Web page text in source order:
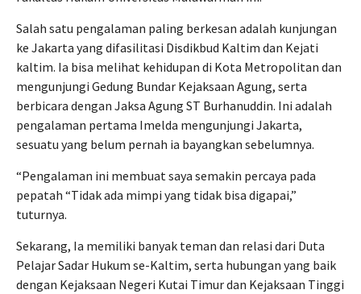
Salah satu pengalaman paling berkesan adalah kunjungan
ke Jakarta yang difasilitasi Disdikbud Kaltim dan Kejati
kaltim. Ia bisa melihat kehidupan di Kota Metropolitan dan
mengunjungi Gedung Bundar Kejaksaan Agung, serta
berbicara dengan Jaksa Agung ST Burhanuddin. Ini adalah
pengalaman pertama Imelda mengunjungi Jakarta,
sesuatu yang belum pernah ia bayangkan sebelumnya.
“Pengalaman ini membuat saya semakin percaya pada
pepatah “Tidak ada mimpi yang tidak bisa digapai,”
tuturnya.
Sekarang, Ia memiliki banyak teman dan relasi dari Duta
Pelajar Sadar Hukum se-Kaltim, serta hubungan yang baik
dengan Kejaksaan Negeri Kutai Timur dan Kejaksaan Tinggi